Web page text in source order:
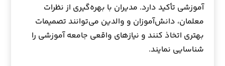
آموزشی تأکید دارد. مدیران با بهره‌گیری از نظرات
معلمان، دانش‌آموزان و والدین می‌توانند تصمیمات
بهتری اتخاذ کنند و نیازهای واقعی جامعه آموزشی را
شناسایی نمایند.